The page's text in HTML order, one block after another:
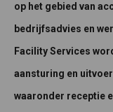
op het gebied van
bedrijfsadvies en
Facility Services
aansturing en
waaronder receptie